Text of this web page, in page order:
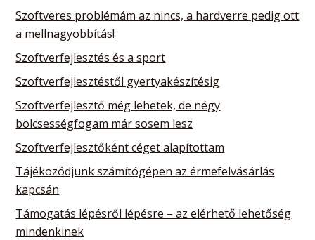
Szoftveres problémám az nincs, a hardverre pedig ott
a mellnagyobbítás!
Szoftverfejlesztés és a sport
Szoftverfejlesztéstől gyertyakészítésig
Szoftverfejlesztő még lehetek, de négy
bölcsességfogam már sosem lesz
Szoftverfejlesztőként céget alapítottam
Tájékozódjunk számítógépen az érmefelvásárlás
kapcsán
Támogatás lépésről lépésre – az elérhető lehetőség
mindenkinek